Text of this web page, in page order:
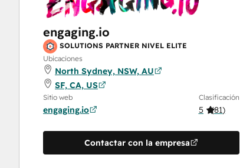
engaging.io
SOLUTIONS PARTNER NIVEL ELITE
Ubicaciones
North Sydney, NSW, AU
SF, CA, US
Sitio web
engaging.io
Clasificación
5 (81)
Contactar con la empresa